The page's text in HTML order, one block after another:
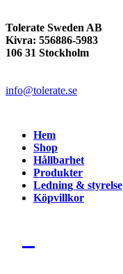
Tolerate Sweden AB
Kivra: 556886-5983
106 31 Stockholm
info@tolerate.se
Hem
Shop
Hållbarhet
Produkter
Ledning & styrelse
Köpvillkor